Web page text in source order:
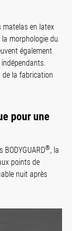
matelas en latex
morphologie du
également
de la fabrication
pour une
®, la
points de
nuit après